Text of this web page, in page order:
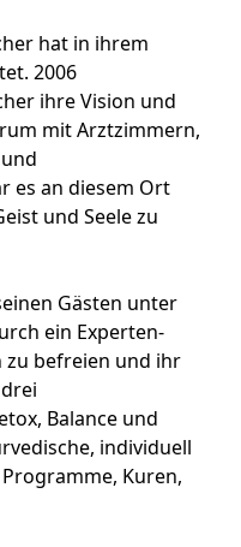
hat in ihrem
2006
ihre Vision und
mit Arztzimmern,
es an diesem Ort
und Seele zu
Gästen unter
ein Experten-
zu befreien und ihr
Balance und
individuell
Kuren,